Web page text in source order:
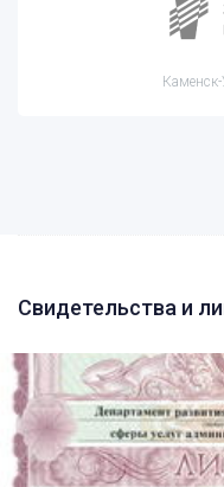
Свидетельства и